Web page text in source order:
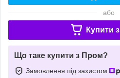
або
Купити з
Що таке купити з Пром?
Замовлення під захистом